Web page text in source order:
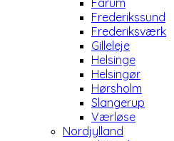
Farum
Frederikssund
Frederiksværk
Gilleleje
Helsinge
Helsingør
Hørsholm
Slangerup
Værløse
Nordjylland